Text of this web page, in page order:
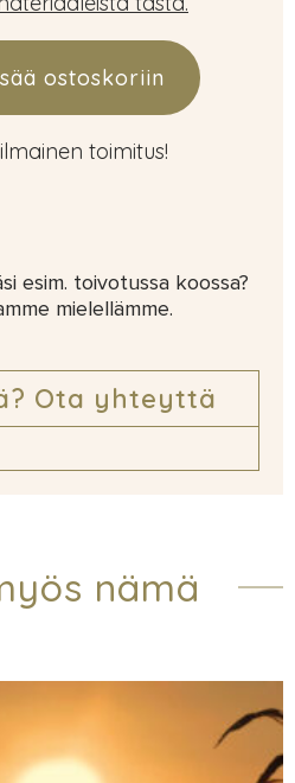
ostoskoriin
toimitus!
esim. toivotussa koossa?
mielellämme.
Ota yhteyttä
nämä